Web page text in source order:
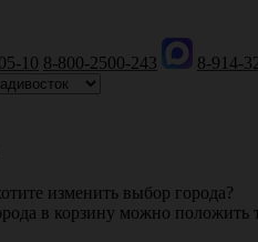
10 8-800-2500-243 8-914-
изменить выбор города?
в корзину можно положить